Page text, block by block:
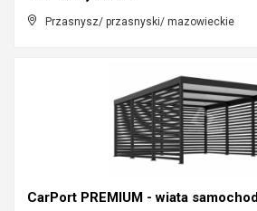
Przasnysz/ przasnyski/ mazowieckie